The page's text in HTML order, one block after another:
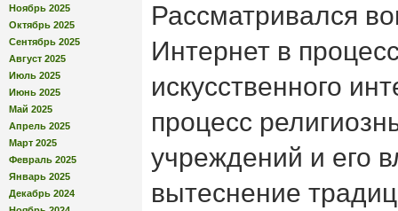
Ноябрь 2025
Октябрь 2025
Сентябрь 2025
Август 2025
Июль 2025
Июнь 2025
Май 2025
Апрель 2025
Март 2025
Февраль 2025
Январь 2025
Декабрь 2024
Рассматривался
Интернет в
искусственного
процесс
учреждений и его
вытеснение